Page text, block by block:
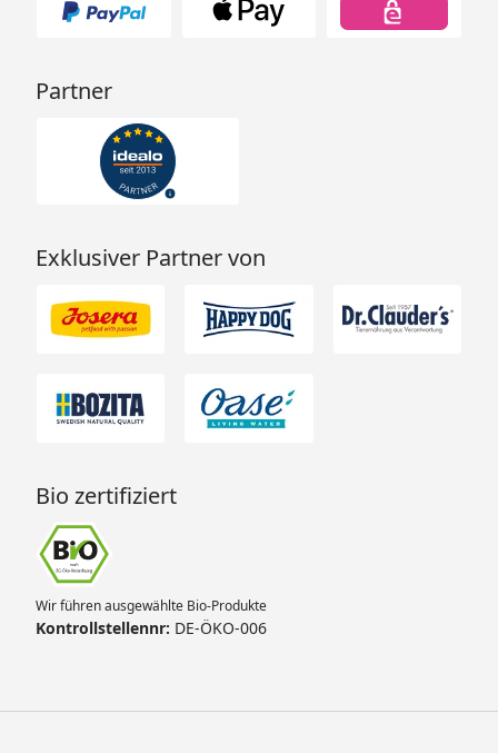
Partner
Exklusiver Partner von
Bio zertifiziert
Wir führen ausgewählte Bio-Produkte
Kontrollstellennr: DE-ÖKO-006